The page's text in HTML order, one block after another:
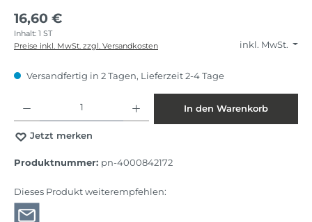
16,60 €
Inhalt: 1 ST
inkl. MwSt.
Preise inkl. MwSt. zzgl. Versandkosten
Versandfertig in 2 Tagen, Lieferzeit 2-4 Tage
In den Warenkorb
Jetzt merken
Produktnummer: pn-4000842172
Dieses Produkt weiterempfehlen: